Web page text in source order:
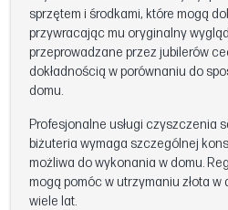
sprzętem i środkami, które mogą
przywracając mu oryginalny
przeprowadzane przez jubilerów
dokładnością w porównaniu do
domu.
Profesjonalne usługi czyszczenia
biżuteria wymaga szczególnej
możliwa do wykonania w domu.
mogą pomóc w utrzymaniu złota w
wiele lat.